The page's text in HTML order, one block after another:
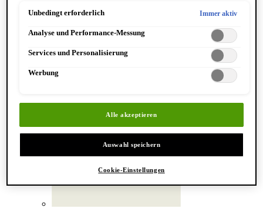
Entdecken Sie Hand & Körper
speichern"). Die Auswahl kann jederzeit unter dem Link "Cookie-
Datenschutzinformationen.
Unbedingt erforderlich Immer aktiv
Analyse und Performance-Messung
Services und Personalisierung
Werbung
Alle akzeptieren
Auswahl speichern
Cookie-Einstellungen